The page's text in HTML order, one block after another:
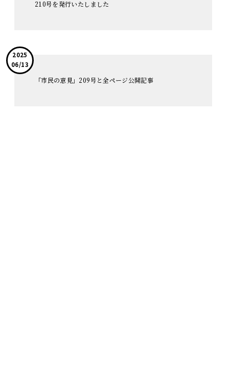
210号を発行いたしました
「市民の意見」209号と全ページ公開記事
2025
06/13